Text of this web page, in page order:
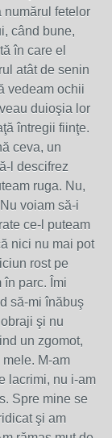
numărul fetelor
când bune,
în care el
atât de senin
vedeam ochii
duioşia lor
întregii fiinţe.
ceva, un
l descifrez
ruga. Nu,
voiam să-i
ce-l puteam
nici nu mai pot
rost pe
în parc. Îmi
să-mi înăbuş
şi nu
un zgomot,
M-am
lacrimi, nu i-am
Spre mine se
şi am